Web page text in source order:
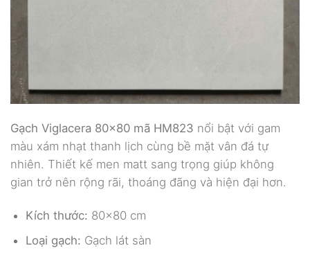
Gạch Viglacera 80×80 mã HM823 nổi bật với gam
màu xám nhạt thanh lịch cùng bề mặt vân đá tự
nhiên. Thiết kế men matt sang trọng giúp không
gian trở nên rộng rãi, thoáng đãng và hiện đại hơn.
Kích thước: 80×80 cm
Loại gạch: Gạch lát sàn